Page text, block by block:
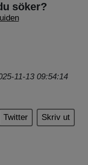
söker?
11-13 09:54:14
Twitter Skriv ut